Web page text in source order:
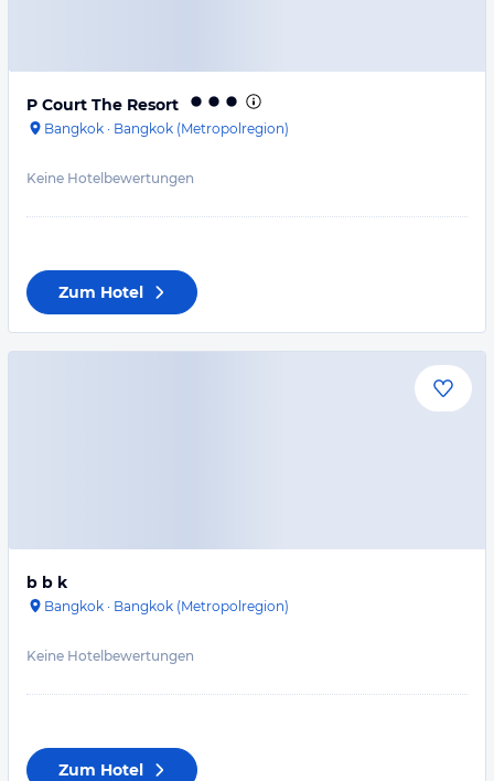
P Court The Resort
Bangkok · Bangkok (Metropolregion)
Keine Hotelbewertungen
Zum Hotel
b b k
Bangkok · Bangkok (Metropolregion)
Keine Hotelbewertungen
Zum Hotel